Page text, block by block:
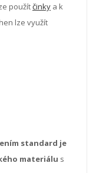
použítčinky a k
lze využít
standard je
materiálu s